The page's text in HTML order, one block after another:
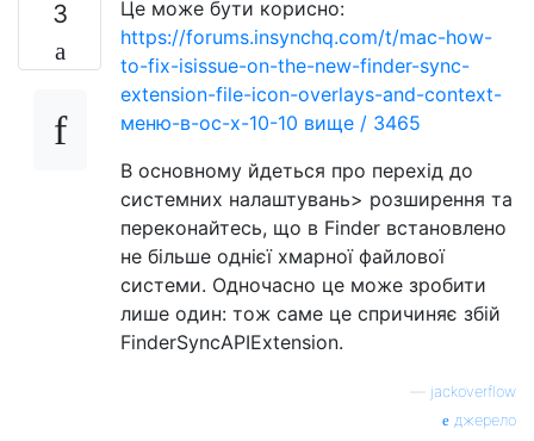
3
Це може бути корисно:
https://forums.insynchq.com/t/mac-how-
to-fix-isissue-on-the-new-finder-sync-
extension-file-icon-overlays-and-context-
меню-в-ос-х-10-10 вище / 3465
В основному йдеться про перехід до
системних налаштувань> розширення та
переконайтесь, що в Finder встановлено
не більше однієї хмарної файлової
системи. Одночасно це може зробити
лише один: тож саме це спричиняє збій
FinderSyncAPIExtension.
jackoverflow
джерело